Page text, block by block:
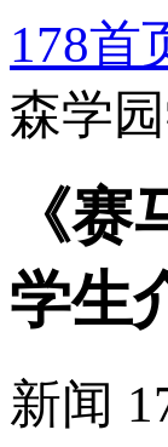
178首
森学
《
学生
新闻